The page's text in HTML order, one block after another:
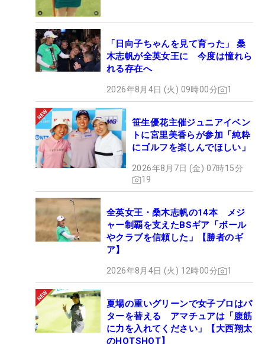
「日向子ちゃんを見て育った」 桑
木志帆が全英女王に 今度は憧れら
れる存在へ
2026年8月4日 (火) 09時00分 1
笹生優花主催ジュニアイベン
トに宮里美香らが参加「純粋
にゴルフを楽しんでほしい」
2026年8月7日 (金) 07時15分
19
全英女王・桑木志帆の14本 メジ
ャー制覇を支えたBSギア「ボール
やクラブを信頼した」【勝者のギ
ア】
2026年8月4日 (火) 12時00分 1
夏場の重いグリーンで女子プロはパ
ターを替える アマチュアは「腹筋
に力を入れてください」【大西翔太
のHOTSHOT】